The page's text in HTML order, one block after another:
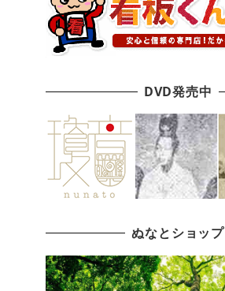
DVD発売中
ぬなとショップ